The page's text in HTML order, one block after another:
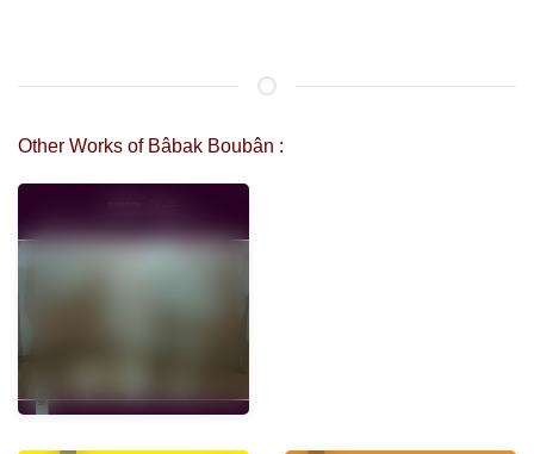
Other Works of Bâbak Boubân :